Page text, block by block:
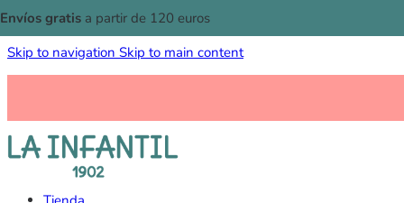
Skip to navigation Skip to main content
Envíos gratis a partir de 120 euros